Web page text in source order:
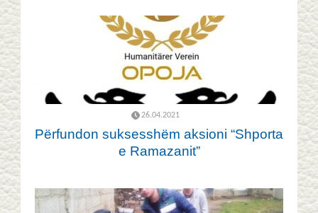
26.04.2021
Përfundon suksesshëm aksioni “Shporta
e Ramazanit”